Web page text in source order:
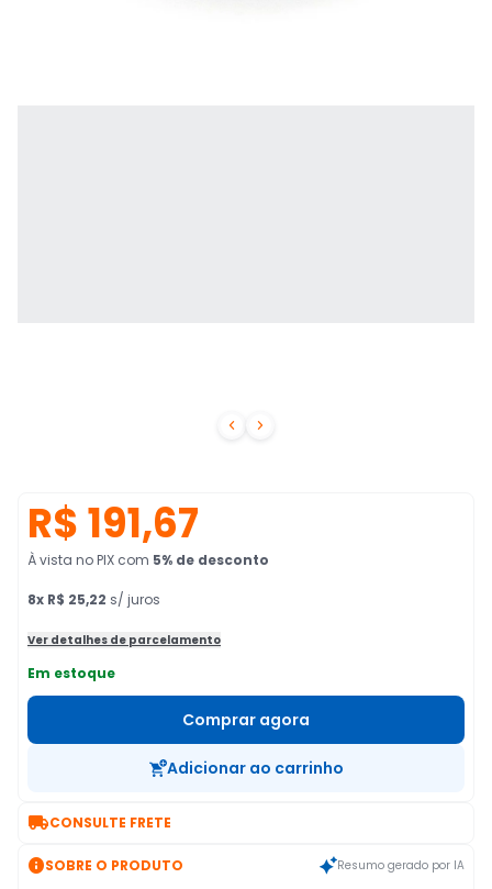
 
R$ 191,67
À vista no PIX com 5% de desconto
8x R$ 25,22 s/ juros
Ver detalhes de parcelamento
Em estoque
Comprar agora
Adicionar ao carrinho
CONSULTE FRETE
SOBRE O PRODUTO Resumo gerado por IA